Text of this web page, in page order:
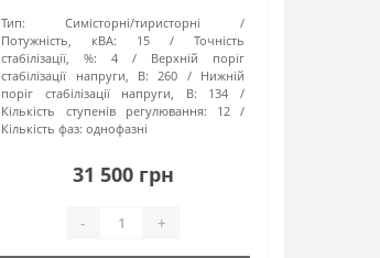
Тип:
Симісторні/тиристорні
Потужність, кВА:
15
Точність
стабілізації, %:
4
Верхній поріг
стабілізації напруги, В:
260
Нижній
поріг стабілізації напруги, В:
134
Кількість ступенів регулювання:
12
Кількість фаз: однофазні
31 500 грн
- +